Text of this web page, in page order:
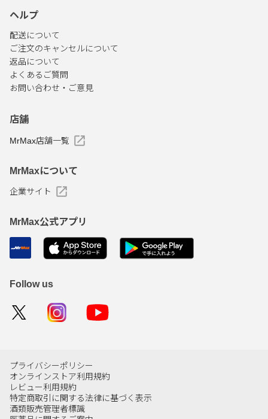
ヘルプ
配送について
ご注文のキャンセルについて
返品について
よくあるご質問
お問い合わせ・ご意見
店舗
MrMax店舗一覧
MrMaxについて
企業サイト
MrMax公式アプリ
Follow us
プライバシーポリシー
オンラインストア利用規約
レビュー利用規約
特定商取引に関する法律に基づく表示
酒類販売管理者標識